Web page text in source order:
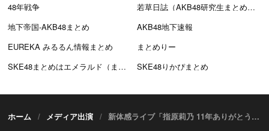
48年戦争
若草日誌（AKB48研究生まとめブログ）
地下帝国-AKB48まとめ
AKB48地下速報
EUREKA みるるん情報まとめ
まとめりー
SKE48まとめはエメラルド（まとえめ）
SKE48りかぴまとめ
ホーム メディア出演 新体感ライブ「指原莉乃 11年ありがとう！大感謝祭」独占生配信！ [5/28 18:30～]